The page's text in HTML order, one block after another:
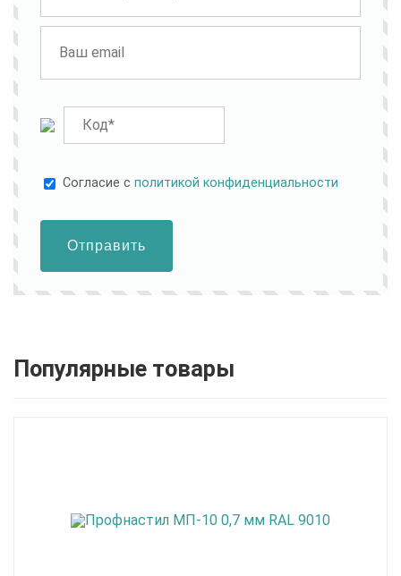
Cогласие сполитикой конфиденциальности
Отправить
Популярные товары